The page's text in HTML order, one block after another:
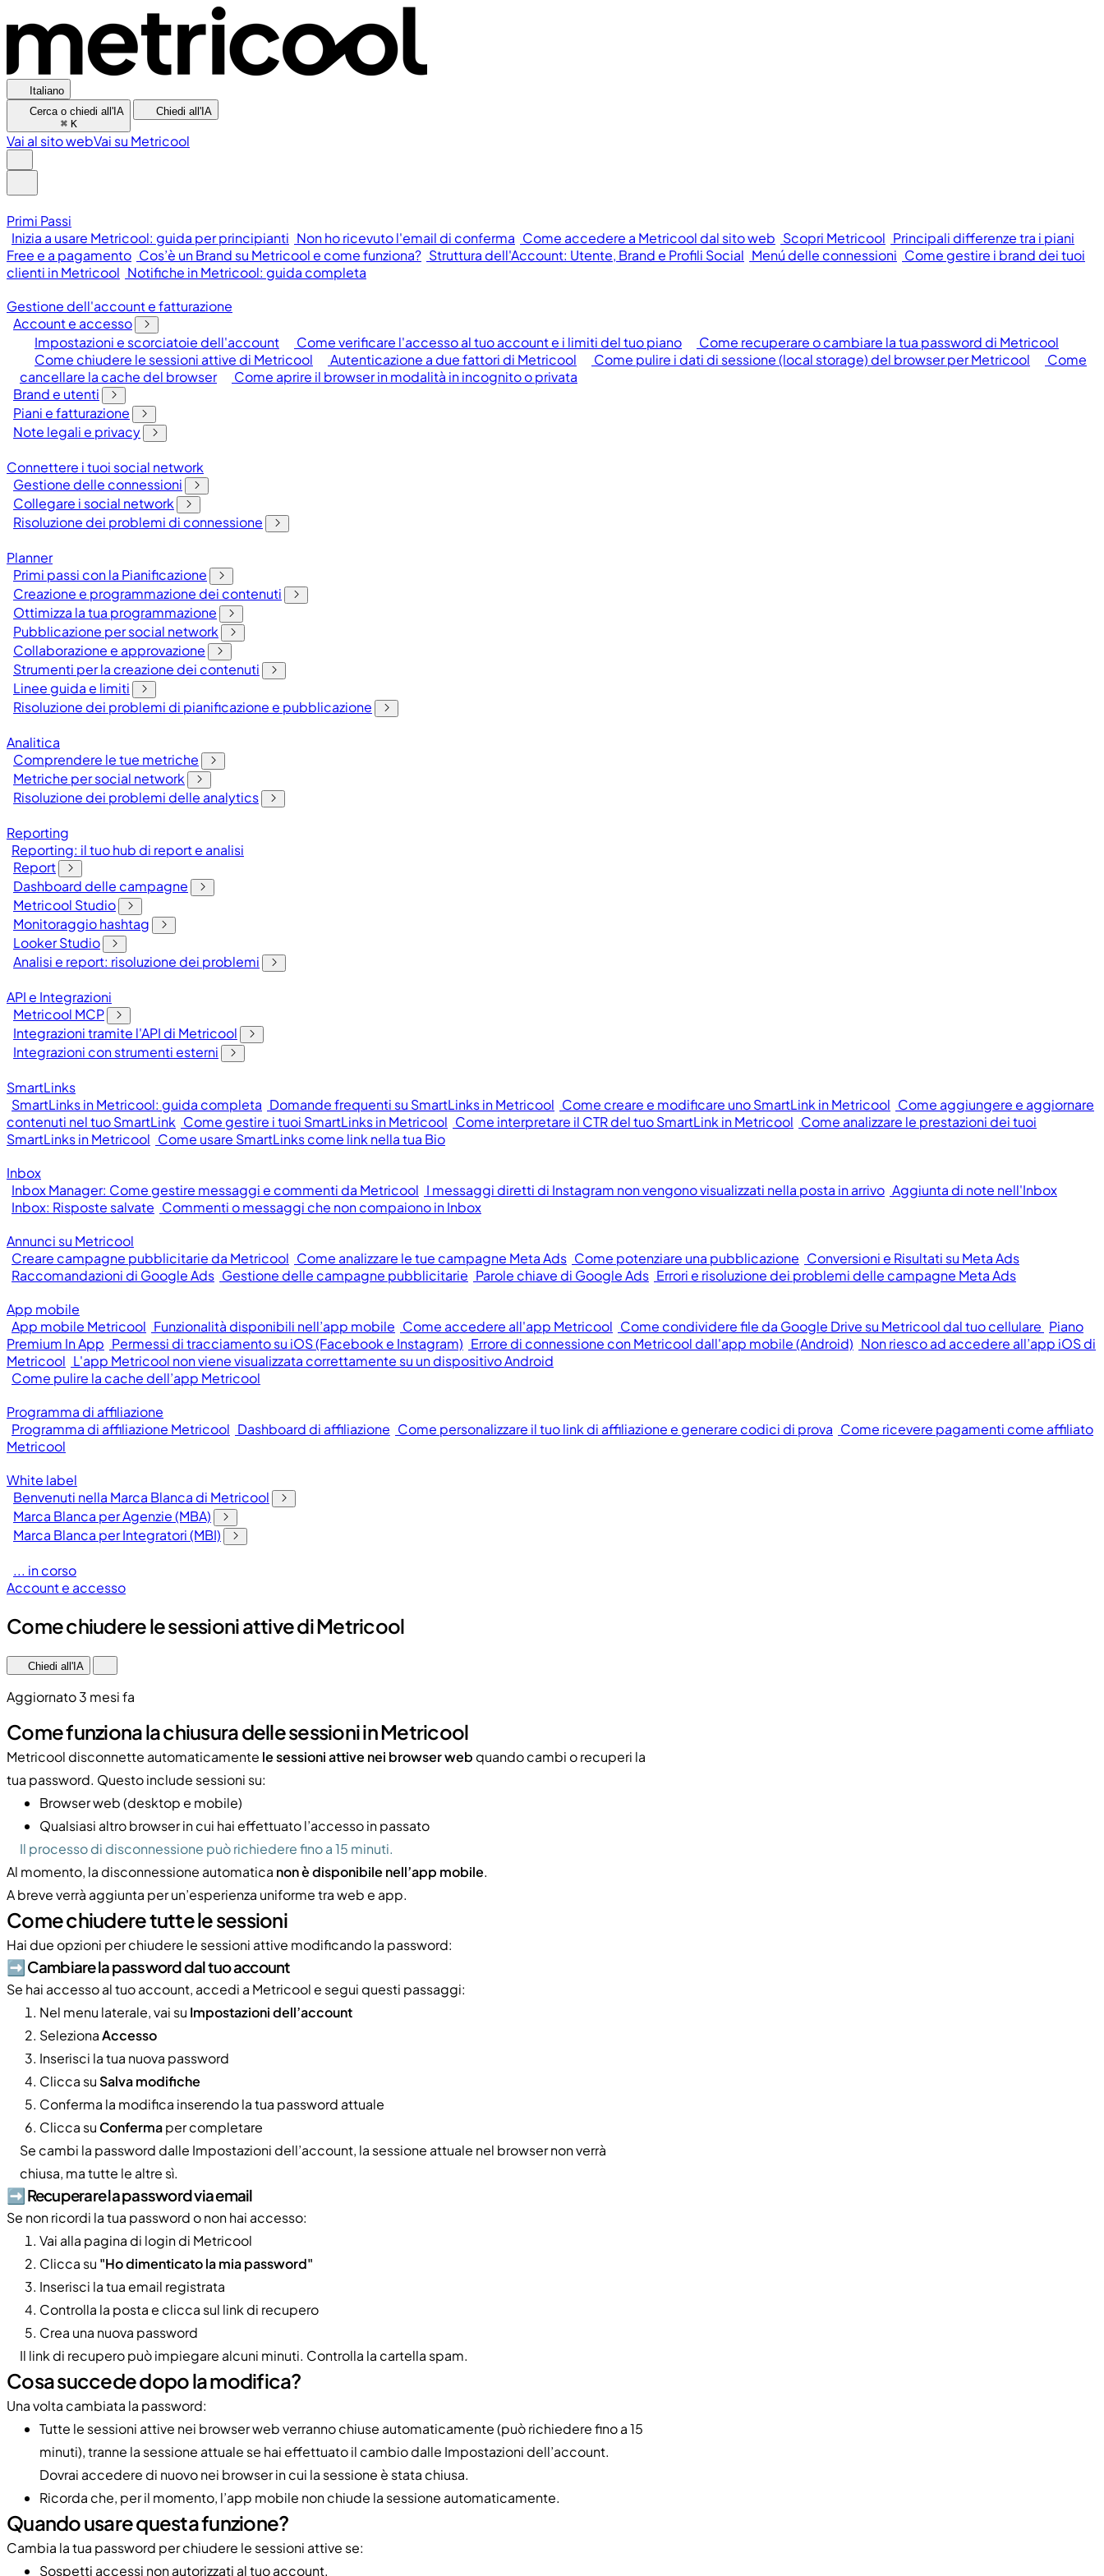
Italiano
Cerca o chiedi all'IA
⌘ K
Chiedi all'IA
Vai al sito webVai su Metricool
Primi Passi
Inizia a usare Metricool: guida per principianti Non ho ricevuto l'email di conferma Come accedere a Metricool dal sito web Scopri Metricool Principali differenze tra i piani
Free e a pagamento Cos’è un Brand su Metricool e come funziona? Struttura dell'Account: Utente, Brand e Profili Social Menú delle connessioni Come gestire i brand dei tuoi
clienti in Metricool Notifiche in Metricool: guida completa
Gestione dell'account e fatturazione
Account e accesso
Impostazioni e scorciatoie dell'account
Come verificare l'accesso al tuo account e i limiti del tuo piano
Come recuperare o cambiare la tua password di Metricool
Come chiudere le sessioni attive di Metricool
Autenticazione a due fattori di Metricool Come pulire i dati di sessione (local storage) del browser per Metricool
Come
cancellare la cache del browser
Come aprire il browser in modalità in incognito o privata
Brand e utenti
Piani e fatturazione
Note legali e privacy
Connettere i tuoi social network
Gestione delle connessioni
Collegare i social network
Risoluzione dei problemi di connessione
Planner
Primi passi con la Pianificazione
Creazione e programmazione dei contenuti
Ottimizza la tua programmazione
Pubblicazione per social network
Collaborazione e approvazione
Strumenti per la creazione dei contenuti
Linee guida e limiti
Risoluzione dei problemi di pianificazione e pubblicazione
Analitica
Comprendere le tue metriche
Metriche per social network
Risoluzione dei problemi delle analytics
Reporting
Reporting: il tuo hub di report e analisi
Report
Dashboard delle campagne
Metricool Studio
Monitoraggio hashtag
Looker Studio
Analisi e report: risoluzione dei problemi
API e Integrazioni
Metricool MCP
Integrazioni tramite l'API di Metricool
Integrazioni con strumenti esterni
SmartLinks
SmartLinks in Metricool: guida completa Domande frequenti su SmartLinks in Metricool Come creare e modificare uno SmartLink in Metricool Come aggiungere e aggiornare
contenuti nel tuo SmartLink Come gestire i tuoi SmartLinks in Metricool Come interpretare il CTR del tuo SmartLink in Metricool Come analizzare le prestazioni dei tuoi
SmartLinks in Metricool Come usare SmartLinks come link nella tua Bio
Inbox
Inbox Manager: Come gestire messaggi e commenti da Metricool I messaggi diretti di Instagram non vengono visualizzati nella posta in arrivo Aggiunta di note nell'Inbox
Inbox: Risposte salvate Commenti o messaggi che non compaiono in Inbox
Annunci su Metricool
Creare campagne pubblicitarie da Metricool Come analizzare le tue campagne Meta Ads Come potenziare una pubblicazione Conversioni e Risultati su Meta Ads
Raccomandazioni di Google Ads Gestione delle campagne pubblicitarie Parole chiave di Google Ads Errori e risoluzione dei problemi delle campagne Meta Ads
App mobile
App mobile Metricool Funzionalità disponibili nell’app mobile Come accedere all'app Metricool Come condividere file da Google Drive su Metricool dal tuo cellulare Piano
Premium In App Permessi di tracciamento su iOS (Facebook e Instagram) Errore di connessione con Metricool dall'app mobile (Android) Non riesco ad accedere all’app iOS di
Metricool L'app Metricool non viene visualizzata correttamente su un dispositivo Android
Come pulire la cache dell’app Metricool
Programma di affiliazione
Programma di affiliazione Metricool Dashboard di affiliazione Come personalizzare il tuo link di affiliazione e generare codici di prova Come ricevere pagamenti come affiliato
Metricool
White label
Benvenuti nella Marca Blanca di Metricool
Marca Blanca per Agenzie (MBA)
Marca Blanca per Integratori (MBI)
... in corso
Account e accesso
Come chiudere le sessioni attive di Metricool
Chiedi all'IA
Aggiornato 3 mesi fa
Come funziona la chiusura delle sessioni in Metricool
Metricool disconnette automaticamente le sessioni attive nei browser web quando cambi o recuperi la
tua password. Questo include sessioni su:
Browser web (desktop e mobile)
Qualsiasi altro browser in cui hai effettuato l’accesso in passato
Il processo di disconnessione può richiedere fino a 15 minuti.
Al momento, la disconnessione automatica non è disponibile nell’app mobile.
A breve verrà aggiunta per un’esperienza uniforme tra web e app.
Come chiudere tutte le sessioni
Hai due opzioni per chiudere le sessioni attive modificando la password:
➡️ Cambiare la password dal tuo account
Se hai accesso al tuo account, accedi a Metricool e segui questi passaggi:
Nel menu laterale, vai su Impostazioni dell’account
SelezionaAccesso
Inserisci la tua nuova password
Clicca su Salva modifiche
Conferma la modifica inserendo la tua password attuale
Clicca su Confermaper completare
Se cambi la password dalle Impostazioni dell’account, la sessione attuale nel browser non verrà
chiusa, ma tutte le altre sì.
➡️ Recuperare la password via email
Se non ricordi la tua password o non hai accesso:
Vai alla pagina di login di Metricool
Clicca su "Ho dimenticato la mia password"
Inserisci la tua email registrata
Controlla la posta e clicca sul link di recupero
Crea una nuova password
Il link di recupero può impiegare alcuni minuti. Controlla la cartella spam.
Cosa succede dopo la modifica?
Una volta cambiata la password:
Tutte le sessioni attive nei browser web verranno chiuse automaticamente (può richiedere fino a 15
minuti), tranne la sessione attuale se hai effettuato il cambio dalle Impostazioni dell’account.
Dovrai accedere di nuovo nei browser in cui la sessione è stata chiusa.
Ricorda che, per il momento, l’app mobile non chiude la sessione automaticamente.
Quando usare questa funzione?
Cambia la tua password per chiudere le sessioni attive se:
Sospetti accessi non autorizzati al tuo account.